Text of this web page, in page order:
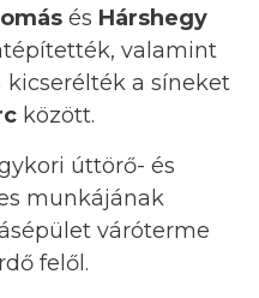
és Hárshegy
valamint
kicserélték a síneket
között.
úttörő- és
munkájának
váróterme
felől.